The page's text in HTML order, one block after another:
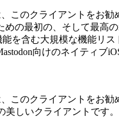
このクライアントをお勧
めの最初の、そして最高
を含む大規模な機能リス
向けのネイティブ
このクライアントをお勧
美しいクライアントです。